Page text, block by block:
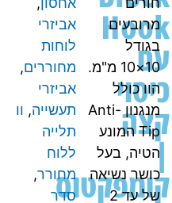
Hook
עם
כיסוי
קצה
|
קומפקטוס
מרובעים
בגודל
10×10 מ"מ.
הוו כולל
מנגנון Anti-
Tip המונע
הטיה, בעל
כושר נשיאה
של עד 2
אביזרי
לוחות
מחוררים,
אביזרי
תעשייה, וו
תלייה
ללוח
מחורר,
סדר